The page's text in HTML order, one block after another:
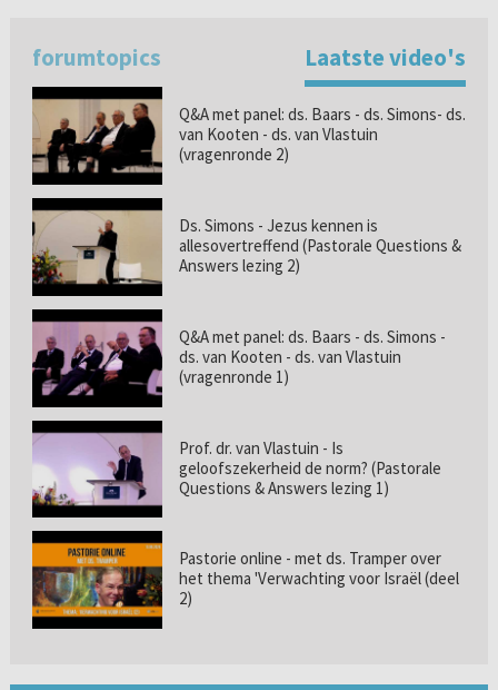
forumtopics Laatste video's
Q&A met panel: ds. Baars - ds. Simons- ds.
van Kooten - ds. van Vlastuin
(vragenronde 2)
Ds. Simons - Jezus kennen is
allesovertreffend (Pastorale Questions &
Answers lezing 2)
Q&A met panel: ds. Baars - ds. Simons -
ds. van Kooten - ds. van Vlastuin
(vragenronde 1)
Prof. dr. van Vlastuin - Is
geloofszekerheid de norm? (Pastorale
Questions & Answers lezing 1)
Pastorie online - met ds. Tramper over
het thema 'Verwachting voor Israël (deel
2)